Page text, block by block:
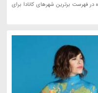
در فهرست برترین شهرهای کانادا برای